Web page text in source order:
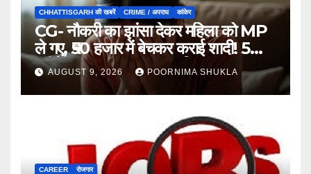
CHHATTISGARH की खबरें CRIME / अपराध कांकेर
CG- नौकरी का झांसा देकर महिला को MP
ले गए, ₹50 हजार में बेचकर कराई शादी! 5
महीने बाद खुला पूरा राज, 3 गिरफ्तार…
AUGUST 9, 2026 POORNIMA SHUKLA
CAREER रोजगार